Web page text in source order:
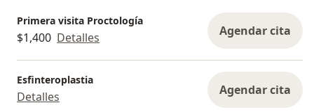
Primera visita Proctología
$1,400 Detalles Agendar cita
Esfinteroplastia
Detalles Agendar cita